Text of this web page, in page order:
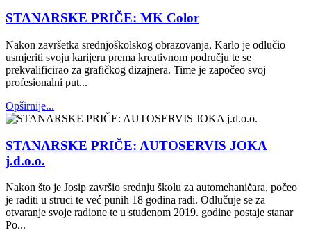
STANARSKE PRIČE: MK Color
Nakon završetka srednjoškolskog obrazovanja, Karlo je odlučio
usmjeriti svoju karijeru prema kreativnom području te se
prekvalificirao za grafičkog dizajnera. Time je započeo svoj
profesionalni put...
Opširnije...
STANARSKE PRIČE: AUTOSERVIS JOKA
j.d.o.o.
Nakon što je Josip završio srednju školu za automehaničara, počeo
je raditi u struci te već punih 18 godina radi. Odlučuje se za
otvaranje svoje radione te u studenom 2019. godine postaje stanar
Po...